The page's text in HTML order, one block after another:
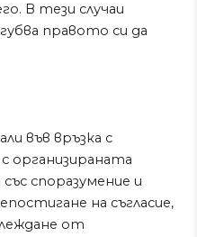
В тези случаи
правото си да
във връзка с
организираната
споразумение и
на съгласие,
от